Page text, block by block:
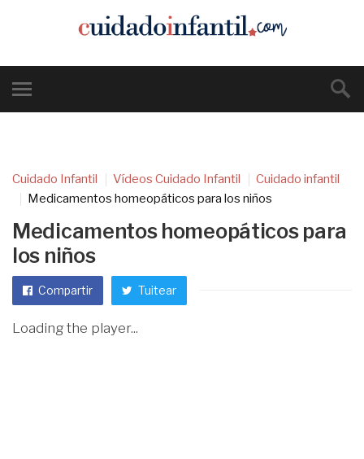
Cuidado Infantil Vídeos Cuidado Infantil
Cuidado infantil
Medicamentos homeopáticos para los niños
Medicamentos homeopáticos para
los niños
Compartir Tuitear
Loading the player...